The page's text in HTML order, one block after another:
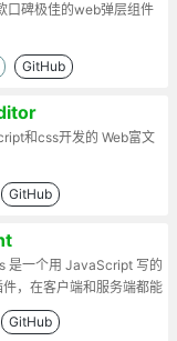
口碑极佳的web弹层组件
GitHub
和css开发的 Web富文
GitHub
是一个用 JavaScript 写的
，在客户端和服务端都能
GitHub